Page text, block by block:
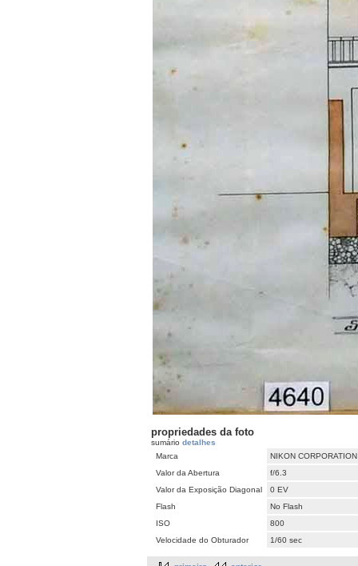
propriedades da foto
sumário detalhes
Marca
NIKON CORPORATION
Valor da Abertura
f/6.3
Valor da Exposição Diagonal
0 EV
Flash
No Flash
ISO
800
Velocidade do Obturador
1/60 sec